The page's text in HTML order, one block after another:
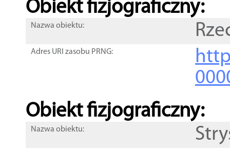
Obiekt fizjograficzny:
Nazwa obiektu:
Adres URI zasobu PRNG:
Obiekt fizjograficzny:
Nazwa obiektu: